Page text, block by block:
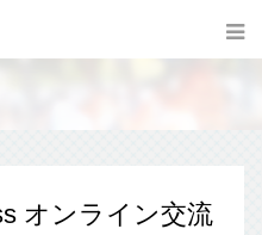
オンライン交流